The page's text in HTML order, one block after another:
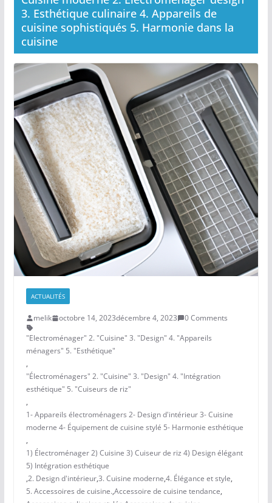
3. Esthétique culinaire 4. Appareils de
cuisine sophistiqués 5. Harmonie dans la
cuisine
ACTUALITÉS
melik octobre 14, 2023décembre 4, 2023
0 Comments
"Electroménager" 2. "Cuisine" 3. "Design" 4. "Appareils
ménagers" 5. "Esthétique"
,
"Électroménagers" 2. "Cuisine" 3. "Design" 4. "Intégration
esthétique" 5. "Cuiseurs de riz"
,
1- Appareils électroménagers 2- Design d'intérieur 3- Cuisine
moderne 4- Équipement de cuisine stylé 5- Harmonie esthétique
,
1) Électroménager 2) Cuisine 3) Cuiseur de riz 4) Design élégant
5) Intégration esthétique
,2. Design d'intérieur,3. Cuisine moderne,4. Élégance et style,
5. Accessoires de cuisine.,Accessoire de cuisine tendance,